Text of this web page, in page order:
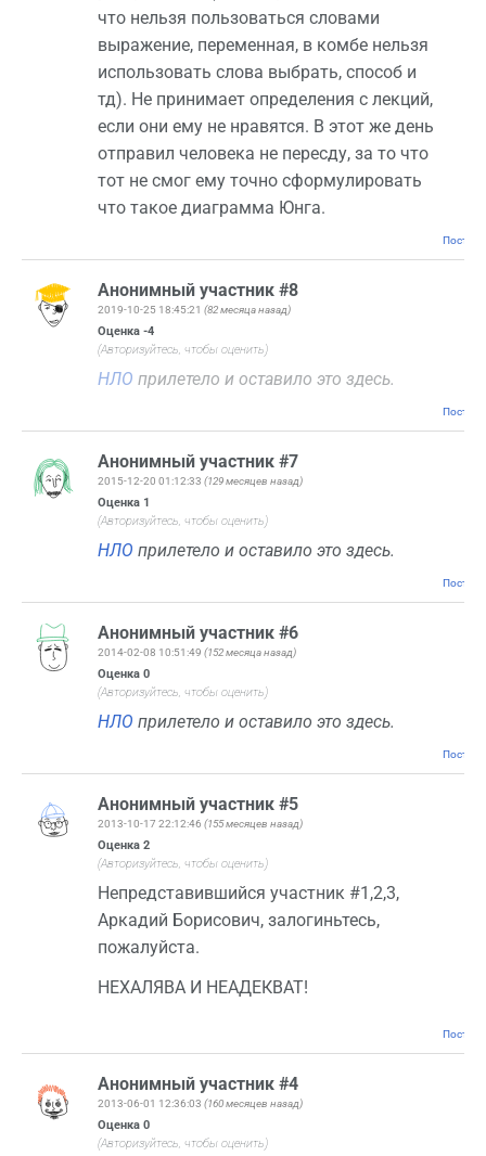
что нельзя пользоваться словами
выражение, переменная, в комбе нельзя
использовать слова выбрать, способ и
тд). Не принимает определения с лекций,
если они ему не нравятся. В этот же день
отправил человека не пересду, за то что
тот не смог ему точно сформулировать
что такое диаграмма Юнга.
Анонимный участник #8
2019-10-25 18:45:21 (82 месяца назад)
Оценка -4
(Авторизуйтесь, чтобы оценить)
НЛО прилетело и оставило это здесь.
Анонимный участник #7
2015-12-20 01:12:33 (129 месяцев назад)
Оценка 1
(Авторизуйтесь, чтобы оценить)
НЛО прилетело и оставило это здесь.
Анонимный участник #6
2014-02-08 10:51:49 (152 месяца назад)
Оценка 0
(Авторизуйтесь, чтобы оценить)
НЛО прилетело и оставило это здесь.
Анонимный участник #5
2013-10-17 22:12:46 (155 месяцев назад)
Оценка 2
(Авторизуйтесь, чтобы оценить)
Непредставившийся участник #1,2,3,
Аркадий Борисович, залогиньтесь,
пожалуйста.
НЕХАЛЯВА И НЕАДЕКВАТ!
Анонимный участник #4
2013-06-01 12:36:03 (160 месяцев назад)
Оценка 0
(Авторизуйтесь, чтобы оценить)